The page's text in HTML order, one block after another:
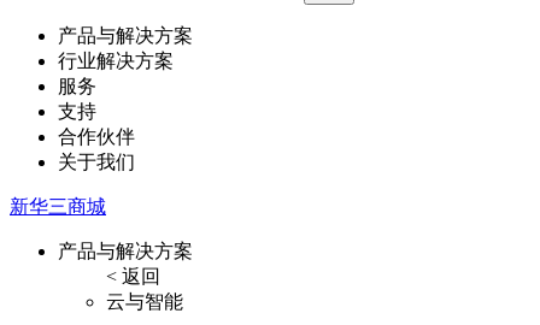
产品与解决方案
行业解决方案
服务
支持
合作伙伴
关于我们
新华三商城
产品与解决方案
< 返回
云与智能